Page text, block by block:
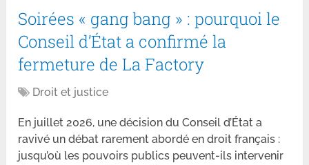
Soirées « gang bang » : pourquoi le
Conseil d’État a confirmé la
fermeture de La Factory
Droit et justice
En juillet 2026, une décision du Conseil d’État a
ravivé un débat rarement abordé en droit français :
jusqu’où les pouvoirs publics peuvent-ils intervenir